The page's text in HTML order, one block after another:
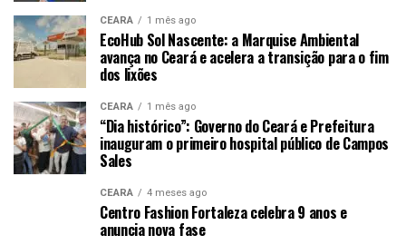
CEARÁ 1 mês ago
EcoHub Sol Nascente: a Marquise Ambiental
avança no Ceará e acelera a transição para o fim
dos lixões
CEARÁ 1 mês ago
“Dia histórico”: Governo do Ceará e Prefeitura
inauguram o primeiro hospital público de Campos
Sales
CEARÁ 4 meses ago
Centro Fashion Fortaleza celebra 9 anos e
anuncia nova fase